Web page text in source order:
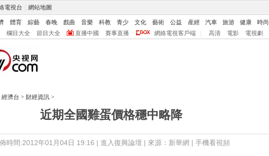
電視台 網站地圖
體育 綜藝 春晚 戲曲 音樂 科教 青少 文化 藝術 公益 産經 汽車 旅游 健康 時尚
欄目大全 節目大全 直播中國 賽事直播 網絡電視客戶端 高清 電影 電視劇
經濟台 > 財經資訊 >
近期全國雞蛋價格穩中略降
時間:2012年01月04日 19:16 | 進入復興論壇 | 來源：新華網 | 手機看視頻